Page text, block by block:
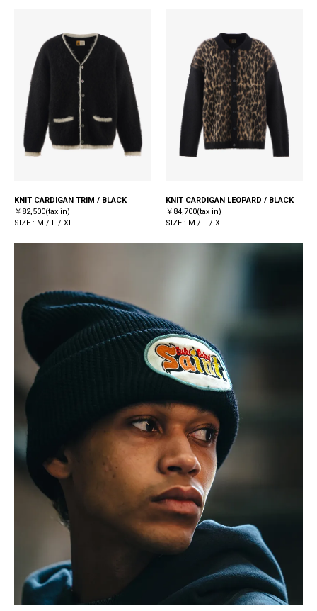
KNIT CARDIGAN TRIM / BLACK
￥82,500(tax in)
SIZE : M / L / XL
KNIT CARDIGAN LEOPARD / BLACK
￥84,700(tax in)
SIZE : M / L / XL